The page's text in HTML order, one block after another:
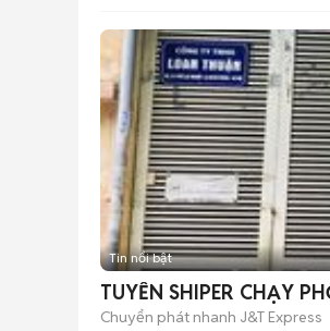
Tin nổi bật
TUYỂN SHIPER CHẠY
Chuyển phát nhanh J&T Express